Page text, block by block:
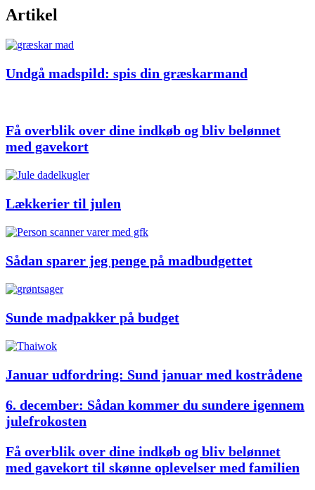
Artikel
Undgå madspild: spis din græskarmand
Få overblik over dine indkøb og bliv belønnet
med gavekort
Lækkerier til julen
Sådan sparer jeg penge på madbudgettet
Sunde madpakker på budget
Januar udfordring: Sund januar med kostrådene
6. december: Sådan kommer du sundere igennem
julefrokosten
Få overblik over dine indkøb og bliv belønnet
med gavekort til skønne oplevelser med familien